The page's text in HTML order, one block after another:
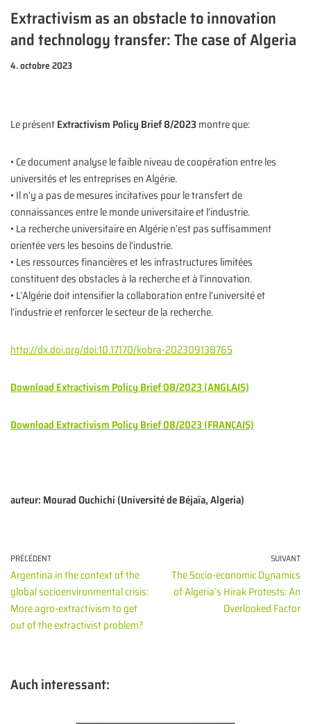
Extractivism as an obstacle to innovation
and technology transfer: The case of Algeria
4. octobre 2023
Le présentExtractivism Policy Brief 8/2023 montre que:
• Ce document analyse le faible niveau de coopération entre les
universités et les entreprises en Algérie.
• Il n’y a pas de mesures incitatives pour le transfert de
connaissances entre le monde universitaire et l’industrie.
• La recherche universitaire en Algérie n’est pas suffisamment
orientée vers les besoins de l’industrie.
• Les ressources financières et les infrastructures limitées
constituent des obstacles à la recherche et à l’innovation.
• L’Algérie doit intensifier la collaboration entre l’université et
l’industrie et renforcer le secteur de la recherche.
http://dx.doi.org/doi:10.17170/kobra-202309138765
Download Extractivism Policy Brief 08/2023 (ANGLAIS)
Download Extractivism Policy Brief 08/2023 (FRANÇAIS)
auteur: Mourad Ouchichi (Université de Béjaïa, Algeria)
PRÉCÉDENT
Argentina in the context of the
global socioenvironmental crisis:
More agro-extractivism to get
out of the extractivist problem?
SUIVANT
The Socio-economic Dynamics
of Algeria’s Hirak Protests: An
Overlooked Factor
Auch interessant: